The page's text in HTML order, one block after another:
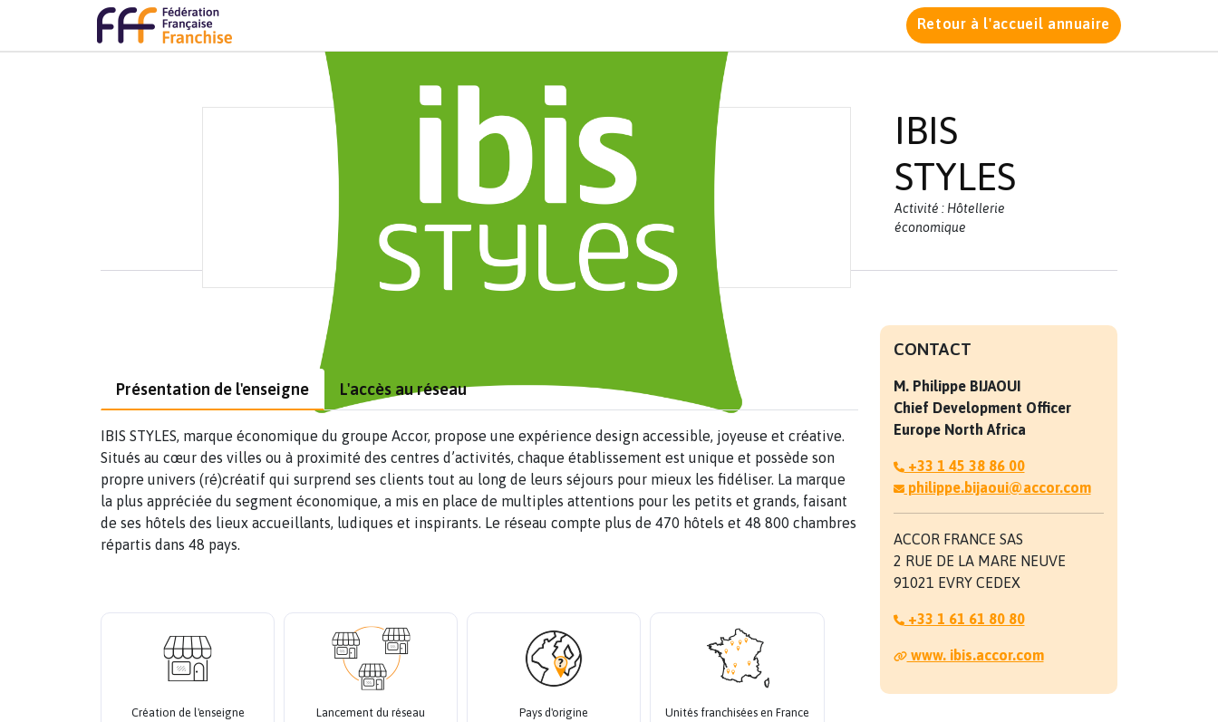
Retour à l'accueil annuaire
IBIS
STYLES
Activité : Hôtellerie
économique
Présentation de l'enseigne L'accès au réseau
IBIS STYLES, marque économique du groupe Accor, propose une expérience design accessible, joyeuse et créative.
Situés au cœur des villes ou à proximité des centres d’activités, chaque établissement est unique et possède son
propre univers (ré)créatif qui surprend ses clients tout au long de leurs séjours pour mieux les fidéliser. La marque
la plus appréciée du segment économique, a mis en place de multiples attentions pour les petits et grands, faisant
de ses hôtels des lieux accueillants, ludiques et inspirants. Le réseau compte plus de 470 hôtels et 48 800 chambres
répartis dans 48 pays.
Création de l'enseigne Lancement du réseau Pays d'origine Unités franchisées en France
CONTACT
M. Philippe BIJAOUI
Chief Development Officer
Europe North Africa
+33 1 45 38 86 00
philippe.bijaoui@accor.com
ACCOR FRANCE SAS
2 RUE DE LA MARE NEUVE
91021 EVRY CEDEX
+33 1 61 61 80 80
www. ibis.accor.com